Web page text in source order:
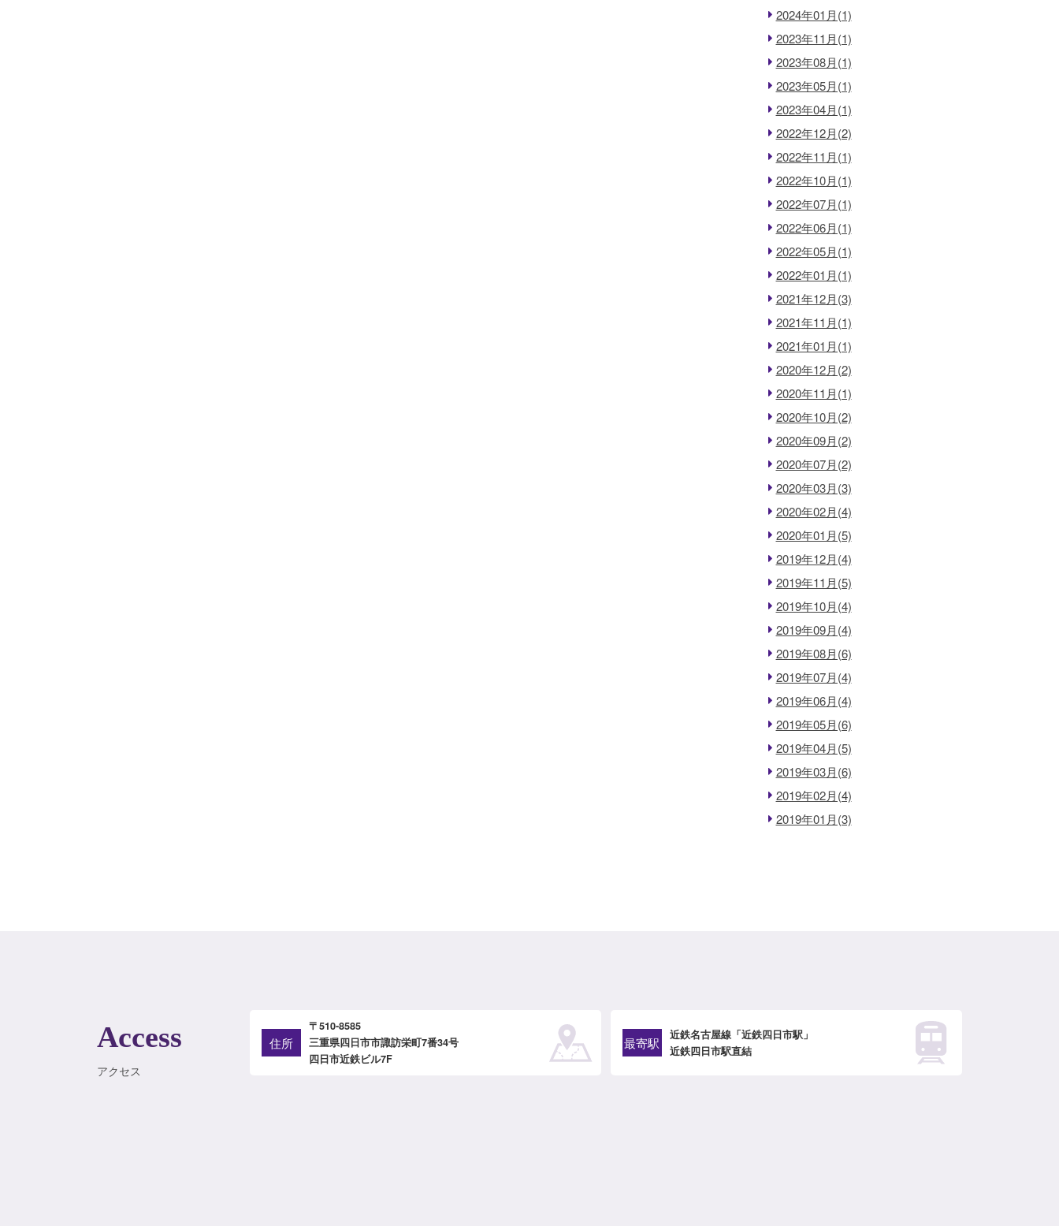
2024年01月(1)
2023年11月(1)
2023年08月(1)
2023年05月(1)
2023年04月(1)
2022年12月(2)
2022年11月(1)
2022年10月(1)
2022年07月(1)
2022年06月(1)
2022年05月(1)
2022年01月(1)
2021年12月(3)
2021年11月(1)
2021年01月(1)
2020年12月(2)
2020年11月(1)
2020年10月(2)
2020年09月(2)
2020年07月(2)
2020年03月(3)
2020年02月(4)
2020年01月(5)
2019年12月(4)
2019年11月(5)
2019年10月(4)
2019年09月(4)
2019年08月(6)
2019年07月(4)
2019年06月(4)
2019年05月(6)
2019年04月(5)
2019年03月(6)
2019年02月(4)
2019年01月(3)
Access
アクセス
住所
〒510-8585
三重県四日市市諏訪栄町7番34号
四日市近鉄ビル7F
最寄駅
近鉄名古屋線「近鉄四日市駅」
近鉄四日市駅直結